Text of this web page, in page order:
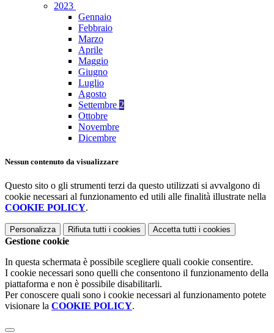
2023
Gennaio
Febbraio
Marzo
Aprile
Maggio
Giugno
Luglio
Agosto
Settembre 2
Ottobre
Novembre
Dicembre
Nessun contenuto da visualizzare
Questo sito o gli strumenti terzi da questo utilizzati si avvalgono di
cookie necessari al funzionamento ed utili alle finalità illustrate nella
COOKIE POLICY.
Personalizza Rifiuta tutti i cookies Accetta tutti i cookies
Gestione cookie
In questa schermata è possibile scegliere quali cookie consentire.
I cookie necessari sono quelli che consentono il funzionamento della
piattaforma e non è possibile disabilitarli.
Per conoscere quali sono i cookie necessari al funzionamento potete
visionare la COOKIE POLICY.